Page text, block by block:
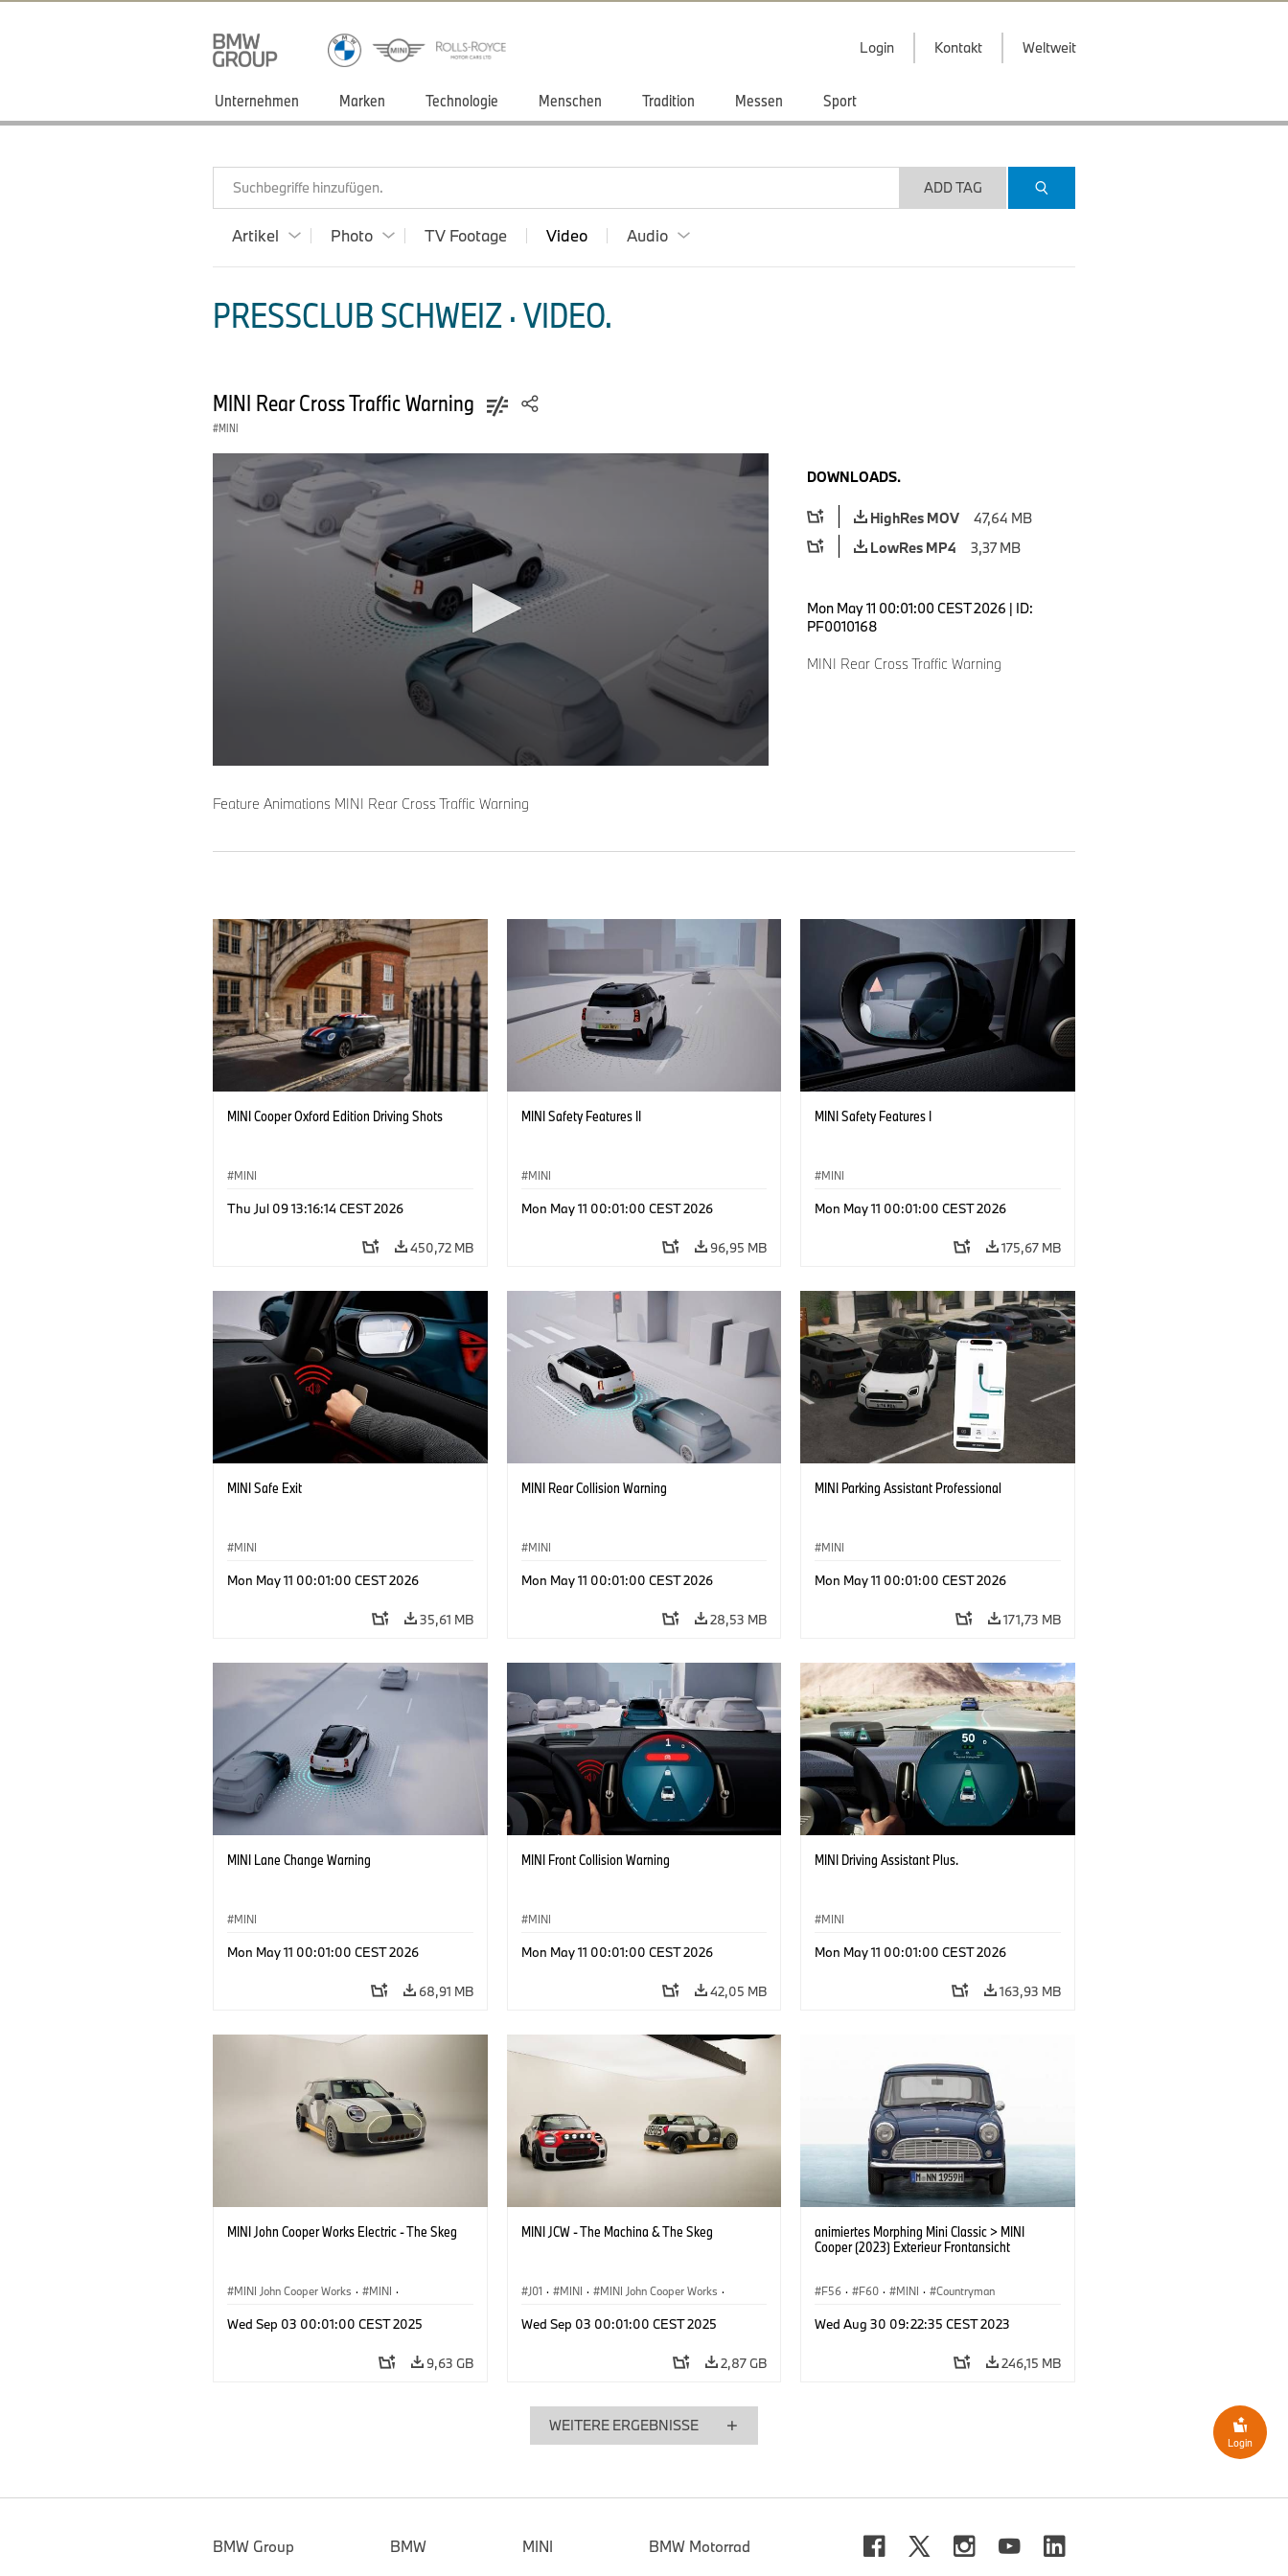
Login Kontakt Weltweit
Unternehmen Marken Technologie Menschen Tradition Messen Sport
Suchbegriffe hinzufügen. ADD TAG
Artikel Photo TV Footage Video Audio
PRESSCLUB SCHWEIZ · VIDEO.
MINI Rear Cross Traffic Warning
MINI
of
90%
DOWNLOADS.
HighRes MOV
47,64 MB
LowRes MP4
3,37 MB
Mon May 11 00:01:00 CEST 2026 | ID:
PF0010168
MINI Rear Cross Traffic Warning
Feature Animations MINI Rear Cross Traffic Warning
MINI Cooper Oxford Edition Driving Shots
MINI
Thu Jul 09 13:16:14 CEST 2026
450,72 MB
MINI Safety Features II
MINI
Mon May 11 00:01:00 CEST 2026
96,95 MB
MINI Safety Features I
MINI
Mon May 11 00:01:00 CEST 2026
175,67 MB
MINI Safe Exit
MINI
Mon May 11 00:01:00 CEST 2026
35,61 MB
MINI Rear Collision Warning
MINI
Mon May 11 00:01:00 CEST 2026
28,53 MB
MINI Parking Assistant Professional
MINI
Mon May 11 00:01:00 CEST 2026
171,73 MB
MINI Lane Change Warning
MINI
Mon May 11 00:01:00 CEST 2026
68,91 MB
MINI Front Collision Warning
MINI
Mon May 11 00:01:00 CEST 2026
42,05 MB
MINI Driving Assistant Plus.
MINI
Mon May 11 00:01:00 CEST 2026
163,93 MB
MINI John Cooper Works Electric - The Skeg
MINI John Cooper Works · MINI ·
Wed Sep 03 00:01:00 CEST 2025
9,63 GB
MINI JCW - The Machina & The Skeg
J01 · MINI · MINI John Cooper Works ·
Wed Sep 03 00:01:00 CEST 2025
2,87 GB
animiertes Morphing Mini Classic > MINI
Cooper (2023) Exterieur Frontansicht
F56 · F60 · MINI · Countryman
Wed Aug 30 09:22:35 CEST 2023
246,15 MB
WEITERE ERGEBNISSE
BMW Group BMW MINI BMW Motorrad
Login